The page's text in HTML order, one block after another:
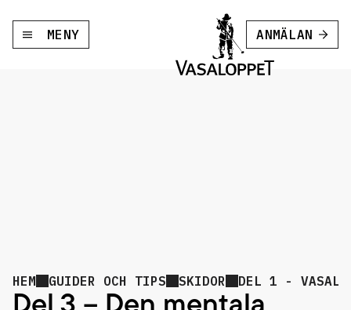
MENY ANMÄLAN
HEM GUIDER OCH TIPS SKIDOR DEL 1 -